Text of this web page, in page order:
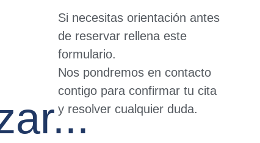
Si necesitas orientación antes
de reservar rellena este
formulario.
Nos pondremos en contacto
contigo para confirmar tu cita
y resolver cualquier duda.